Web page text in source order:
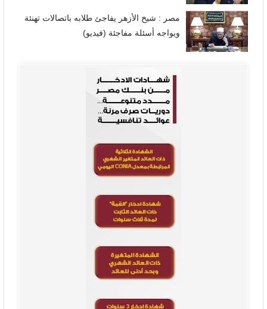
مصر : شيخ الأزهر يفاجئ طلابه باتصالات تهنئة
ويواجه أسئلة مفاجئة (فيديو)